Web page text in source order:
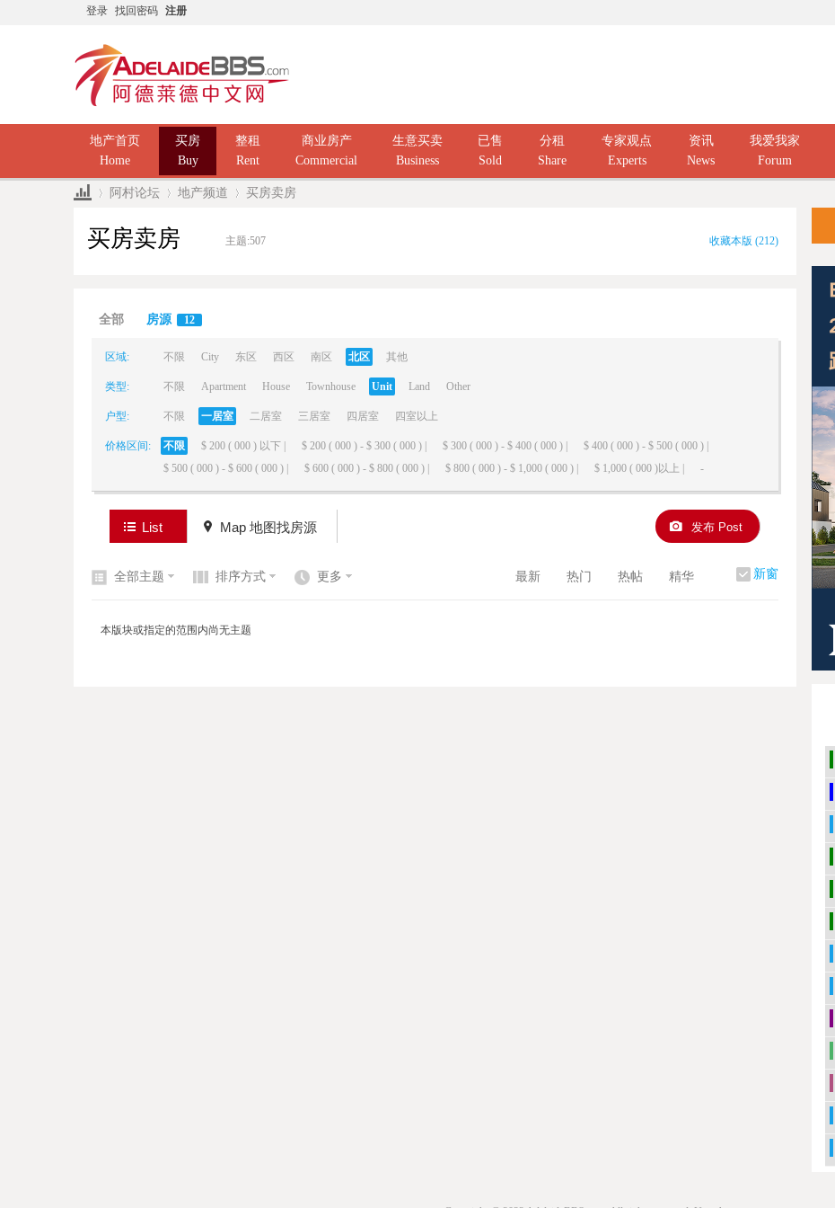
登录 找回密码 注册
地产首页
Home
买房
Buy
整租
Rent
商业房产
Commercial
生意买卖
Business
已售
Sold
分租
Share
专家观点
Experts
资讯
News
我爱我家
Forum
阿村论坛 地产频道 买房卖房
买房卖房 主题:507 收藏本版 (212)
全部 房源 12
区域: 不限 City 东区 西区 南区 北区 其他
类型: 不限 Apartment House Townhouse Unit Land Other
户型: 不限 一居室 二居室 三居室 四居室 四室以上
价格区间: 不限 $ 200 ( 000 ) 以下 | $ 200 ( 000 ) - $ 300 ( 000 ) | $ 300 ( 000 ) - $ 400 ( 000 ) |
$ 400 ( 000 ) - $ 500 ( 000 ) |
$ 500 ( 000 ) - $ 600 ( 000 ) |
$ 600 ( 000 ) - $ 800 ( 000 ) | $ 800 ( 000 ) - $ 1,000 ( 000 ) | $ 1,000 ( 000 )以上 | -
List Map 地图找房源 发布 Post
新窗
全部主题 排序方式 更多 最新 热门 热帖 精华
本版块或指定的范围内尚无主题